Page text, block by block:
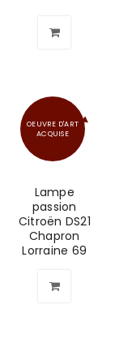
OEUVRE D'ART
ACQUISE
Lampe
passion
Citroën DS21
Chapron
Lorraine 69